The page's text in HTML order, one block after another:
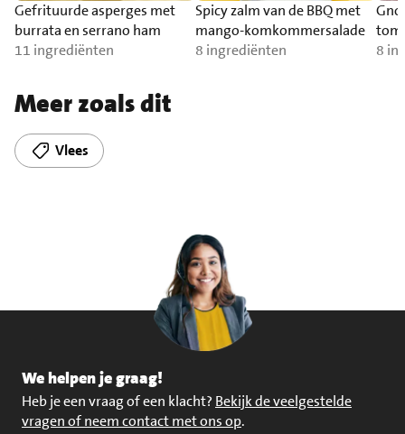
Gefrituurde asperges met
burrata en serrano ham
11 ingrediënten
Spicy zalm van de BBQ met
mango-komkommersalade
8 ingrediënten
zalm
8
Meer zoals dit
Vlees
We helpen je graag!
Heb je een vraag of een klacht? Bekijk de veelgestelde
vragen of neem contact met ons op.